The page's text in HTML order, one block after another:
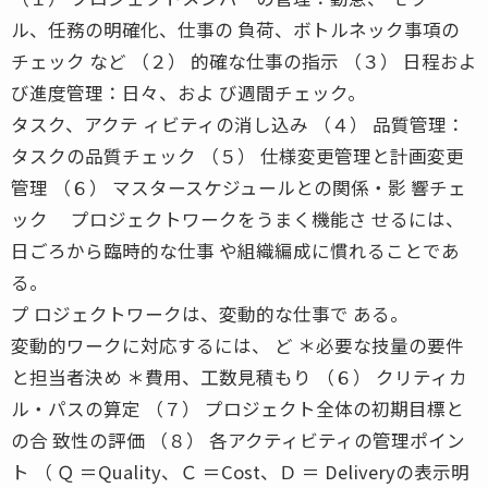
ル、任務の明確化、仕事の 負荷、ボトルネック事項の
チェック など （２） 的確な仕事の指示 （３） 日程およ
び進度管理：日々、およ び週間チェック。
タスク、アクテ ィビティの消し込み （４） 品質管理：
タスクの品質チェック （５） 仕様変更管理と計画変更
管理 （６） マスタースケジュールとの関係・影 響チェ
ック プロジェクトワークをうまく機能さ せるには、
日ごろから臨時的な仕事 や組織編成に慣れることであ
る。
プ ロジェクトワークは、変動的な仕事で ある。
変動的ワークに対応するには、 ど ＊必要な技量の要件
と担当者決め ＊費用、工数見積もり （６） クリティカ
ル・パスの算定 （７） プロジェクト全体の初期目標と
の合 致性の評価 （８） 各アクティビティの管理ポイン
ト （ Ｑ ＝Quality、Ｃ ＝Cost、Ｄ ＝ Deliveryの表示明